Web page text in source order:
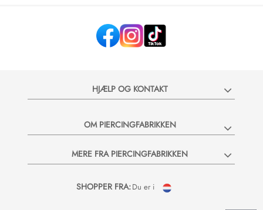
HJÆLP OG KONTAKT
OM PIERCINGFABRIKKEN
MERE FRA PIERCINGFABRIKKEN
SHOPPER FRA:Du er i